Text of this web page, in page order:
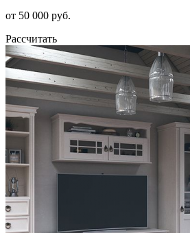
от 50 000 руб.
Рассчитать